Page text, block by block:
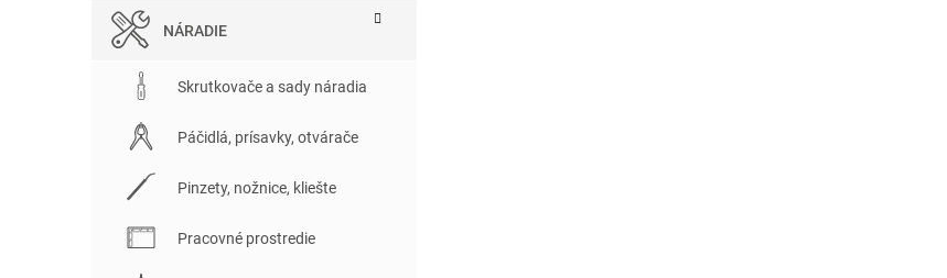
NÁRADIE
Skrutkovače a sady náradia
Páčidlá, prísavky, otvárače
Pinzety, nožnice, kliešte
Pracovné prostredie